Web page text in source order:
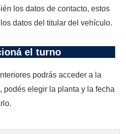
los datos de contacto, estos
datos del titular del vehículo.
el turno
podrás acceder a la
podés elegir la planta y la fecha